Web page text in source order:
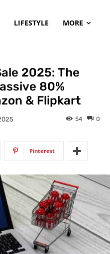
LIFESTYLE MORE
2025: The
80%
& Flipkart
0
54
Pinterest